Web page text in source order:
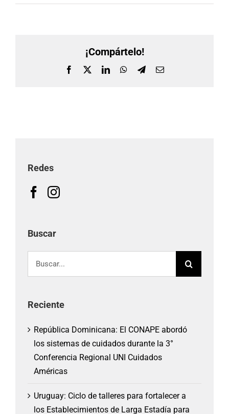
¡Compártelo!
Facebook LinkedInWhatsApp
TelegramCorreo
Redes
Buscar
Reciente
República Dominicana: El CONAPE abordó
los sistemas de cuidados durante la 3°
Conferencia Regional UNI Cuidados
Américas
Uruguay: Ciclo de talleres para fortalecer a
los Establecimientos de Larga Estadía para